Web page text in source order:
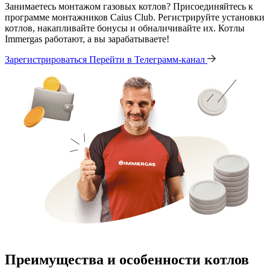
Занимаетесь монтажом газовых котлов? Присоединяйтесь к
программе монтажников Caius Club. Регистрируйте установки
котлов, накапливайте бонусы и обналичивайте их. Котлы
Immergas работают, а вы зарабатываете!
Зарегистрироваться Перейти в Телеграмм-канал
Преимущества и особенности котлов